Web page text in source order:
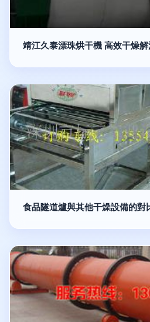
靖江久泰漂珠烘干機 高效干燥
食品隧道爐與其他干燥設備的對